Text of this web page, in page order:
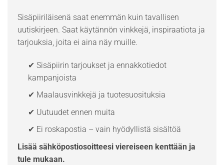
Sisäpiiriläisenä saat enemmän kuin tavallisen
uutiskirjeen. Saat käytännön vinkkejä, inspiraatiota ja
tarjouksia, joita ei aina näy muille.
✔ Sisäpiirin tarjoukset ja ennakkotiedot
kampanjoista
✔ Maalausvinkkejä ja tuotesuosituksia
✔ Uutuudet ennen muita
✔ Ei roskapostia – vain hyödyllistä sisältöä
Lisää sähköpostiosoitteesi viereiseen kenttään ja
tule mukaan.